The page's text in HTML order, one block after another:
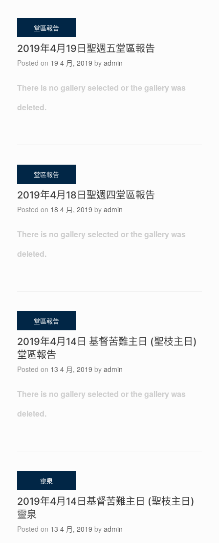
2019年4月19日聖週五堂區報告
Posted on 19 4 月, 2019 by admin
There is no gallery selected or the gallery was
deleted.
2019年4月18日聖週四堂區報告
Posted on 18 4 月, 2019 by admin
There is no gallery selected or the gallery was
deleted.
2019年4月14日 基督苦難主日 (聖枝主日)
堂區報告
Posted on 13 4 月, 2019 by admin
There is no gallery selected or the gallery was
deleted.
2019年4月14日基督苦難主日 (聖枝主日)
靈泉
Posted on 13 4 月, 2019 by admin